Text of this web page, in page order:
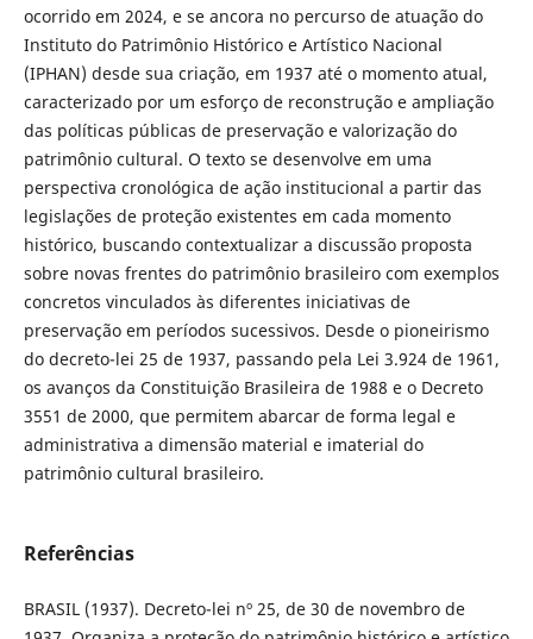
ocorrido em 2024, e se ancora no percurso de atuação do
Instituto do Patrimônio Histórico e Artístico Nacional
(IPHAN) desde sua criação, em 1937 até o momento atual,
caracterizado por um esforço de reconstrução e ampliação
das políticas públicas de preservação e valorização do
patrimônio cultural. O texto se desenvolve em uma
perspectiva cronológica de ação institucional a partir das
legislações de proteção existentes em cada momento
histórico, buscando contextualizar a discussão proposta
sobre novas frentes do patrimônio brasileiro com exemplos
concretos vinculados às diferentes iniciativas de
preservação em períodos sucessivos. Desde o pioneirismo
do decreto-lei 25 de 1937, passando pela Lei 3.924 de 1961,
os avanços da Constituição Brasileira de 1988 e o Decreto
3551 de 2000, que permitem abarcar de forma legal e
administrativa a dimensão material e imaterial do
patrimônio cultural brasileiro.
Referências
BRASIL (1937). Decreto-lei nº 25, de 30 de novembro de